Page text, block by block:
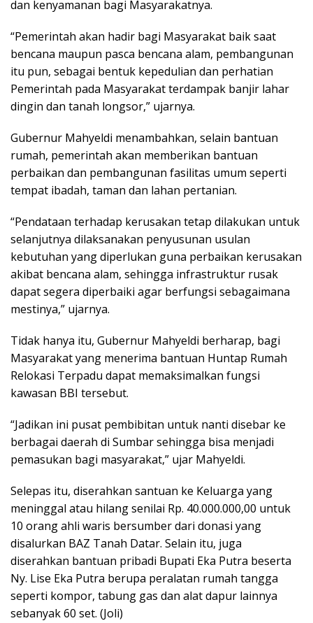
dan kenyamanan bagi Masyarakatnya.
“Pemerintah akan hadir bagi Masyarakat baik saat
bencana maupun pasca bencana alam, pembangunan
itu pun, sebagai bentuk kepedulian dan perhatian
Pemerintah pada Masyarakat terdampak banjir lahar
dingin dan tanah longsor,” ujarnya.
Gubernur Mahyeldi menambahkan, selain bantuan
rumah, pemerintah akan memberikan bantuan
perbaikan dan pembangunan fasilitas umum seperti
tempat ibadah, taman dan lahan pertanian.
“Pendataan terhadap kerusakan tetap dilakukan untuk
selanjutnya dilaksanakan penyusunan usulan
kebutuhan yang diperlukan guna perbaikan kerusakan
akibat bencana alam, sehingga infrastruktur rusak
dapat segera diperbaiki agar berfungsi sebagaimana
mestinya,” ujarnya.
Tidak hanya itu, Gubernur Mahyeldi berharap, bagi
Masyarakat yang menerima bantuan Huntap Rumah
Relokasi Terpadu dapat memaksimalkan fungsi
kawasan BBI tersebut.
“Jadikan ini pusat pembibitan untuk nanti disebar ke
berbagai daerah di Sumbar sehingga bisa menjadi
pemasukan bagi masyarakat,” ujar Mahyeldi.
Selepas itu, diserahkan santuan ke Keluarga yang
meninggal atau hilang senilai Rp. 40.000.000,00 untuk
10 orang ahli waris bersumber dari donasi yang
disalurkan BAZ Tanah Datar. Selain itu, juga
diserahkan bantuan pribadi Bupati Eka Putra beserta
Ny. Lise Eka Putra berupa peralatan rumah tangga
seperti kompor, tabung gas dan alat dapur lainnya
sebanyak 60 set. (Joli)